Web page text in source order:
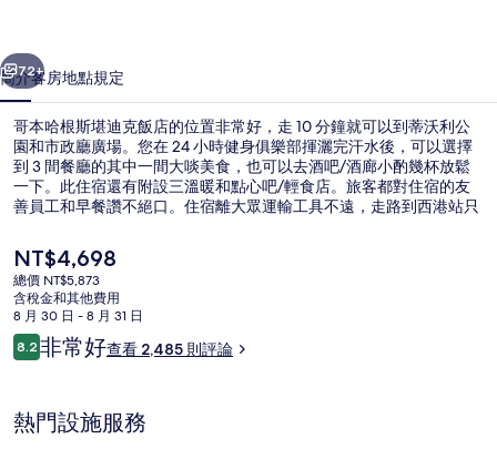
克
飯
店
的
相
片
集
個 下一個
72+
簡介客房地點規定
哥本哈根斯堪迪克飯店的位置非常好，走 10 分鐘就可以到蒂沃利公
園和市政廳廣場。您在 24 小時健身俱樂部揮灑完汗水後，可以選擇
到 3 間餐廳的其中一間大啖美食，也可以去酒吧/酒廊小酌幾杯放鬆
一下。此住宿還有附設三溫暖和點心吧/輕食店。旅客都對住宿的友
善員工和早餐讚不絕口。住宿離大眾運輸工具不遠，走路到西港站只
目
前
的
價
格
是
NT$4,698
總價 NT$5,873
含稅金和其他費用
8 月 30 日 - 8 月 31 日
評
論
8.28.2 分，滿分 10 分，
非常好查看 2,485 則評論
熱門設施服務